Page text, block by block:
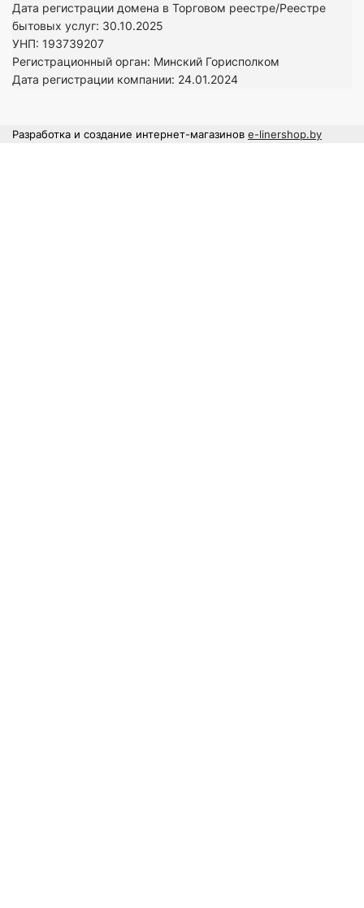
Дата регистрации домена в Торговом реестре/Реестре
бытовых услуг: 30.10.2025
УНП: 193739207
Регистрационный орган: Минский Горисполком
Дата регистрации компании: 24.01.2024
Разработка и создание интернет-магазинов e-linershop.by